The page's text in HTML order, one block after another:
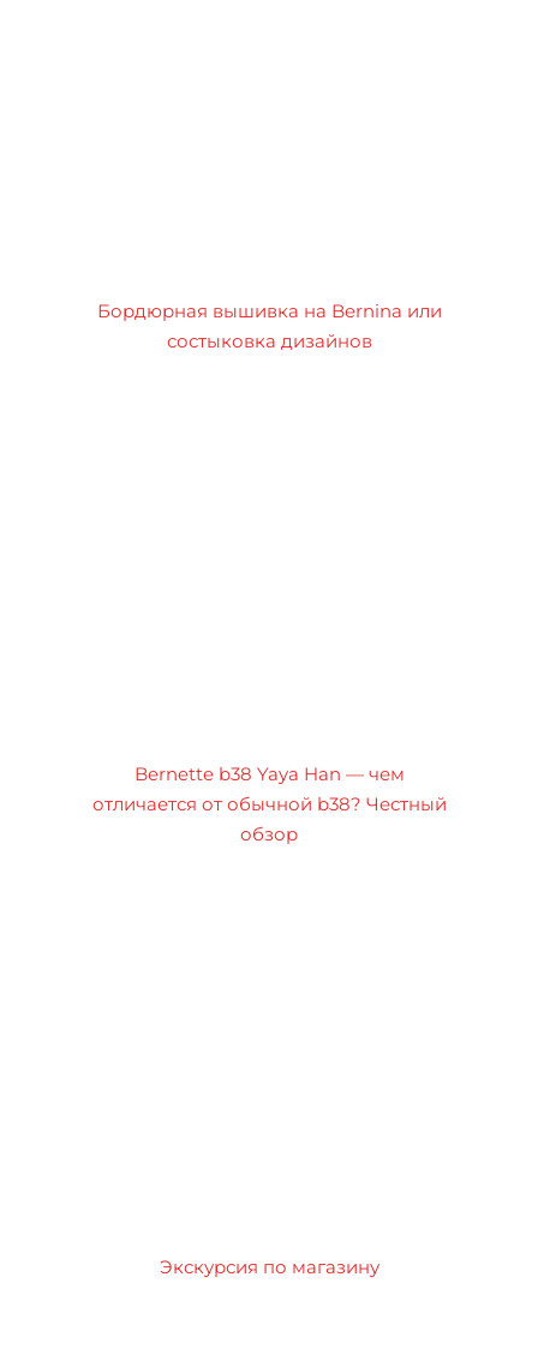
Бордюрная вышивка на Bernina или
состыковка дизайнов
Bernette b38 Yaya Han — чем
отличается от обычной b38? Честный
обзор
Экскурсия по магазину